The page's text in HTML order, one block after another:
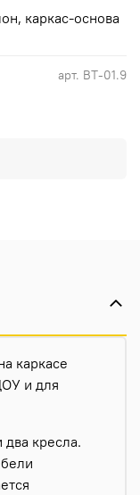
арт. ВТ-01.9
каркас-основа
каркасе
и для
два кресла.